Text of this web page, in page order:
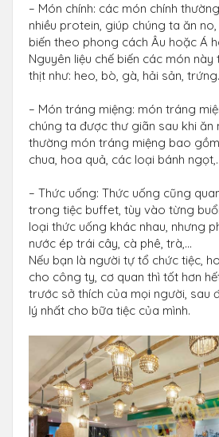
– Món chính: các món chính
nhiều protein, giúp chúng ta ăn
biến theo phong cách Âu hoặc Á
Nguyên liệu chế biến các món
thịt như: heo, bò, gà, hải sản,
– Món tráng miệng: món tráng
chúng ta được thư giãn sau khi ăn
thường món tráng miệng bao
chua, hoa quả, các loại bánh
– Thức uống: Thức uống cũng
trong tiệc buffet, tùy vào từng
loại thức uống khác nhau, nhưng
nước ép trái cây, cà phê, trà,…
Nếu bạn là người tự tổ chức tiệc,
cho công ty, cơ quan thì tốt hơn
trước sở thích của mọi người, sau
lý nhất cho bữa tiệc của mình.